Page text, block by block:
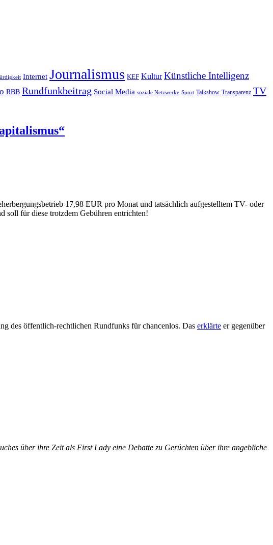
Internet Journalismus KEF Kultur Künstliche Intelligenz
RBB Rundfunkbeitrag Social Media soziale Netzwerke Sport Talkshow Transparenz TV
17,98 EUR pro Monat und tatsächlich aufgestelltem TV- oder
soll für diese trotzdem Gebühren entrichten!
des öffentlich-rechtlichen Rundfunks für chancenlos. Das erklärte er gegenüber
über ihre Zeit als First Lady eine Debatte zu Gerüchten über ihre angebliche